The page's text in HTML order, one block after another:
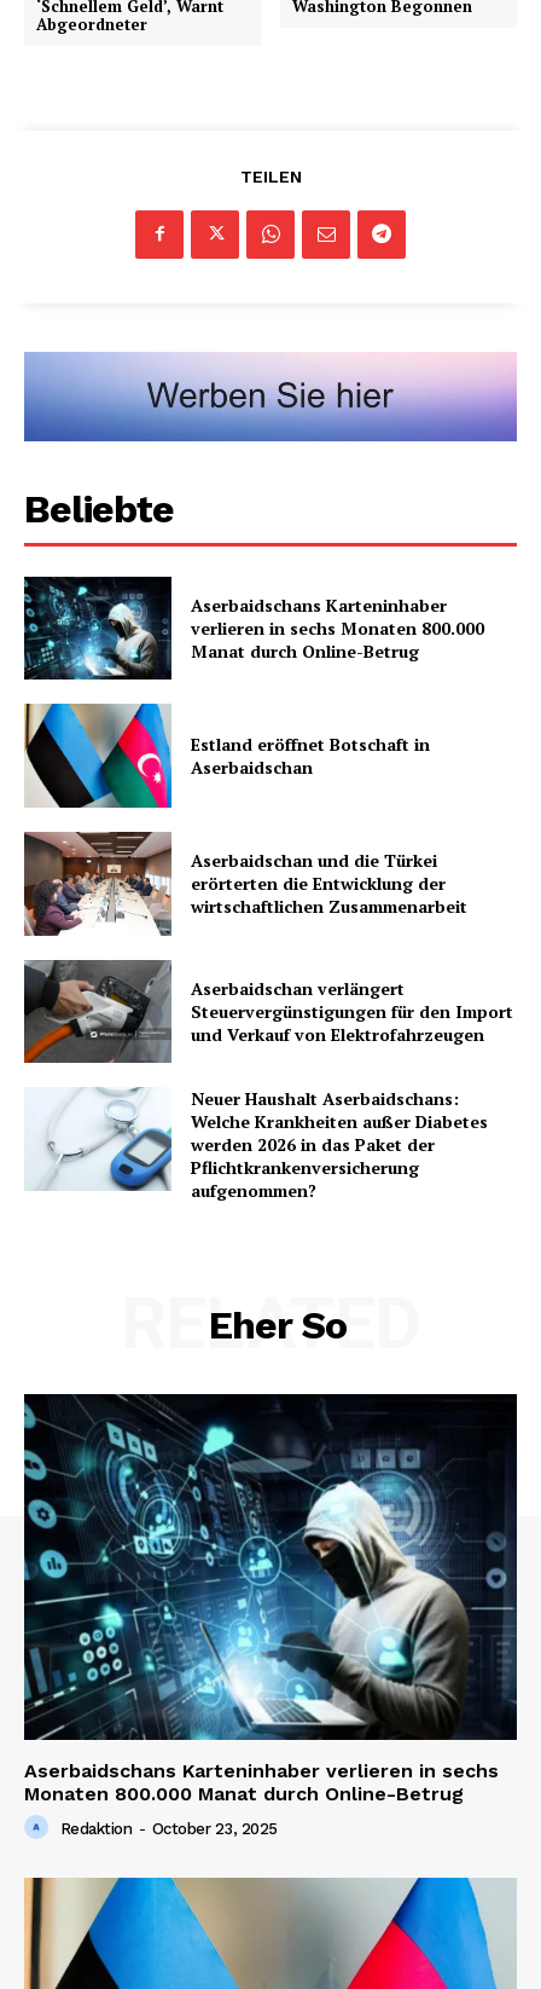
‘Schnellem Geld’, Warnt
Abgeordneter
Washington Begonnen
TEILEN
Beliebte
Aserbaidschans Karteninhaber
verlieren in sechs Monaten 800.000
Manat durch Online-Betrug
Estland eröffnet Botschaft in
Aserbaidschan
Aserbaidschan und die Türkei
erörterten die Entwicklung der
wirtschaftlichen Zusammenarbeit
Aserbaidschan verlängert
Steuervergünstigungen für den Import
und Verkauf von Elektrofahrzeugen
Neuer Haushalt Aserbaidschans:
Welche Krankheiten außer Diabetes
werden 2026 in das Paket der
Pflichtkrankenversicherung
aufgenommen?
Eher So
RELATED
Aserbaidschans Karteninhaber verlieren in sechs
Monaten 800.000 Manat durch Online-Betrug
Redaktion - October 23, 2025